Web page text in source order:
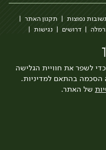
לשפר את חוויית הגלישה
בהתאם למדיניות.
של האתר.
נפוצות
תקנון האתר
דרושים
נגישות
פרטיות
עיצוב:3bears פיתוח:Quatro